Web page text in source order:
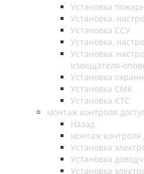
Установка
Установка,
Установка ССУ
Установка,
Установка,
извещателя-
Установка
Установка СМК
Установка КТС
монтаж контроля
Назад
монтаж контроля
Установка
Установка
Установка